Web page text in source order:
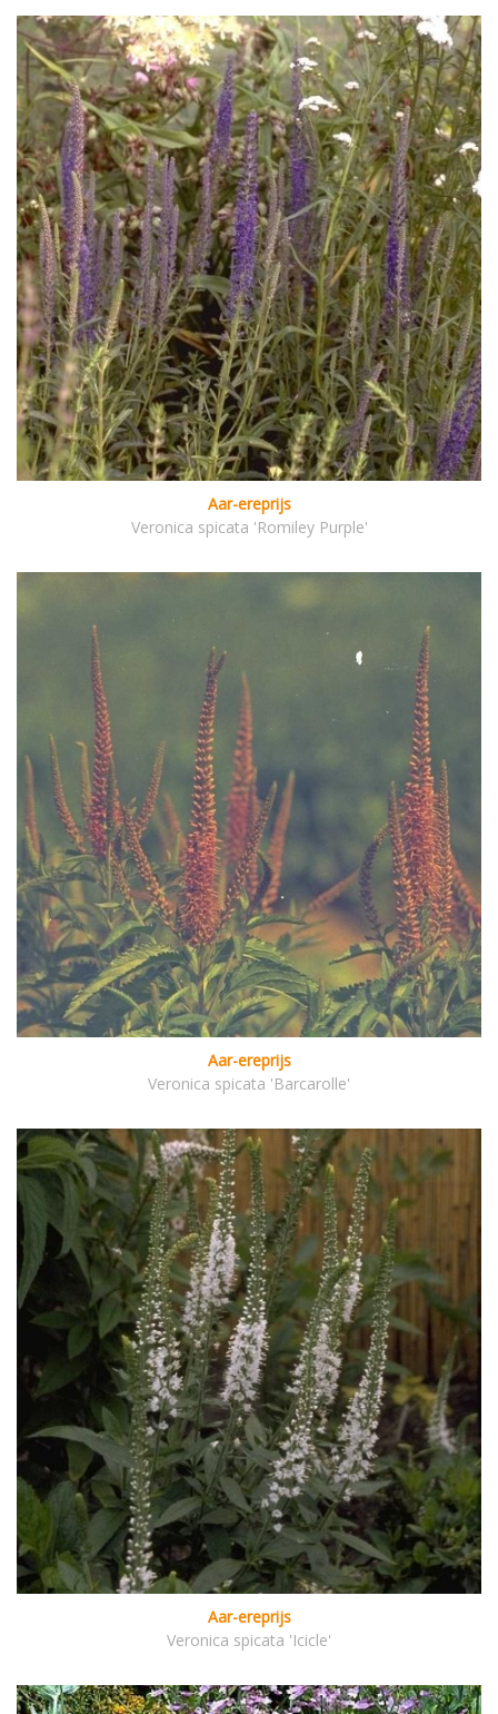
Aar-ereprijs
Veronica spicata 'Romiley Purple'
Aar-ereprijs
Veronica spicata 'Barcarolle'
Aar-ereprijs
Veronica spicata 'Icicle'